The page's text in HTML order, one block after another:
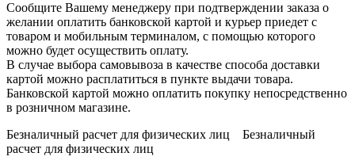
Сообщите Вашему менеджеру при подтверждении заказа о
желании оплатить банковской картой и курьер приедет с
товаром и мобильным терминалом, с помощью которого
можно будет осуществить оплату.
В случае выбора самовывоза в качестве способа доставки
картой можно расплатиться в пункте выдачи товара.
Банковской картой можно оплатить покупку непосредственно
в розничном магазине.
Безналичный расчет для физических лиц Безналичный
расчет для физических лиц